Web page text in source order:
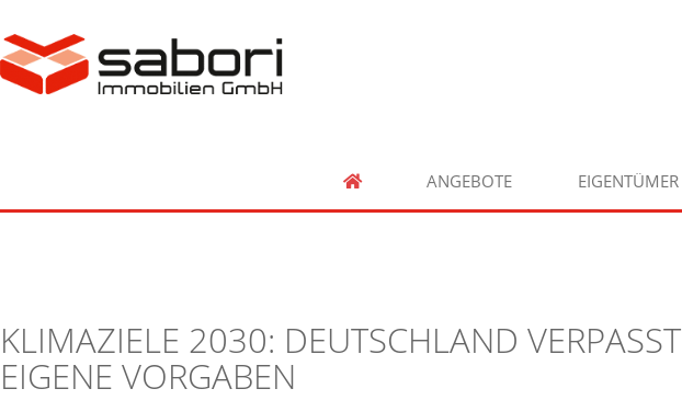
ANGEBOTE EIGENTÜMER
KLIMAZIELE 2030: DEUTSCHLAND VERPASST
EIGENE VORGABEN